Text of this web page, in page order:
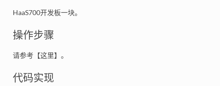
HaaS700开发板一块。
操作步骤
请参考【这里】。
代码实现